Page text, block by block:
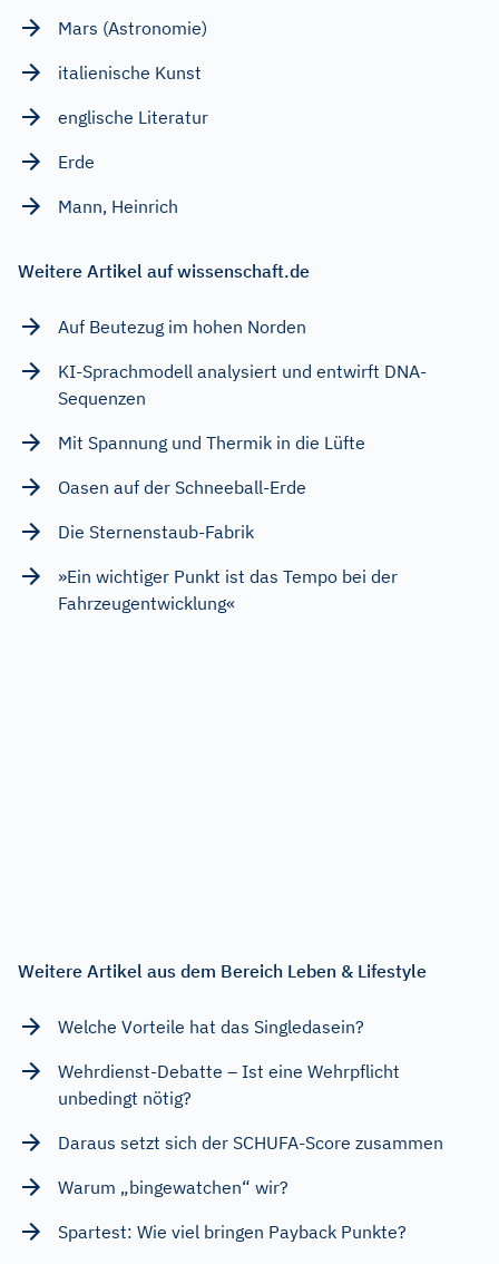
Mars (Astronomie)
italienische Kunst
englische Literatur
Erde
Mann, Heinrich
Weitere Artikel auf wissenschaft.de
Auf Beutezug im hohen Norden
KI-Sprachmodell analysiert und entwirft DNA-
Sequenzen
Mit Spannung und Thermik in die Lüfte
Oasen auf der Schneeball-Erde
Die Sternenstaub-Fabrik
»Ein wichtiger Punkt ist das Tempo bei der
Fahrzeugentwicklung«
Weitere Artikel aus dem Bereich Leben & Lifestyle
Welche Vorteile hat das Singledasein?
Wehrdienst-Debatte – Ist eine Wehrpflicht
unbedingt nötig?
Daraus setzt sich der SCHUFA-Score zusammen
Warum „bingewatchen“ wir?
Spartest: Wie viel bringen Payback Punkte?